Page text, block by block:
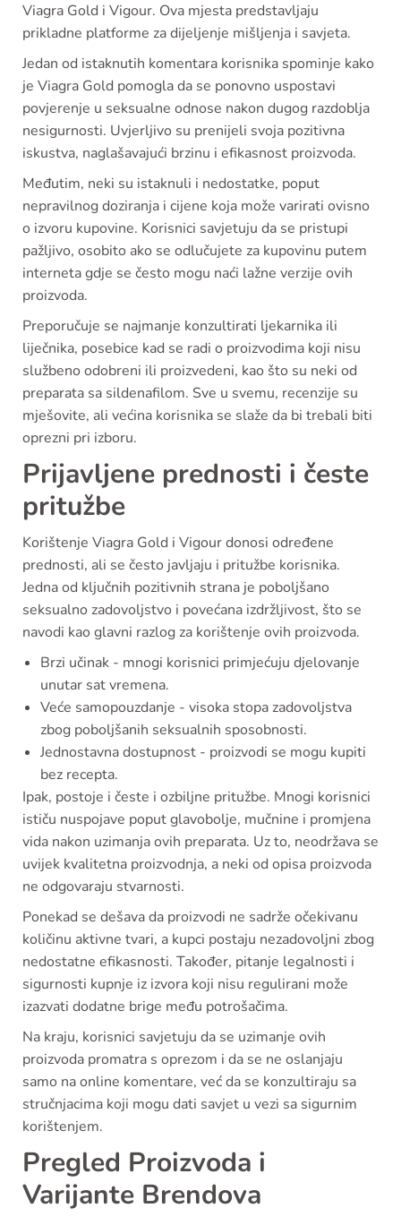
Viagra Gold i Vigour. Ova mjesta predstavljaju
prikladne platforme za dijeljenje mišljenja i savjeta.
Jedan od istaknutih komentara korisnika spominje kako
je Viagra Gold pomogla da se ponovno uspostavi
povjerenje u seksualne odnose nakon dugog razdoblja
nesigurnosti. Uvjerljivo su prenijeli svoja pozitivna
iskustva, naglašavajući brzinu i efikasnost proizvoda.
Međutim, neki su istaknuli i nedostatke, poput
nepravilnog doziranja i cijene koja može varirati ovisno
o izvoru kupovine. Korisnici savjetuju da se pristupi
pažljivo, osobito ako se odlučujete za kupovinu putem
interneta gdje se često mogu naći lažne verzije ovih
proizvoda.
Preporučuje se najmanje konzultirati ljekarnika ili
liječnika, posebice kad se radi o proizvodima koji nisu
službeno odobreni ili proizvedeni, kao što su neki od
preparata sa sildenafilom. Sve u svemu, recenzije su
mješovite, ali većina korisnika se slaže da bi trebali biti
oprezni pri izboru.
Prijavljene prednosti i česte
pritužbe
Korištenje Viagra Gold i Vigour donosi određene
prednosti, ali se često javljaju i pritužbe korisnika.
Jedna od ključnih pozitivnih strana je poboljšano
seksualno zadovoljstvo i povećana izdržljivost, što se
navodi kao glavni razlog za korištenje ovih proizvoda.
Brzi učinak - mnogi korisnici primjećuju djelovanje
unutar sat vremena.
Veće samopouzdanje - visoka stopa zadovoljstva
zbog poboljšanih seksualnih sposobnosti.
Jednostavna dostupnost - proizvodi se mogu kupiti
bez recepta.
Ipak, postoje i česte i ozbiljne pritužbe. Mnogi korisnici
ističu nuspojave poput glavobolje, mučnine i promjena
vida nakon uzimanja ovih preparata. Uz to, neodržava se
uvijek kvalitetna proizvodnja, a neki od opisa proizvoda
ne odgovaraju stvarnosti.
Ponekad se dešava da proizvodi ne sadrže očekivanu
količinu aktivne tvari, a kupci postaju nezadovoljni zbog
nedostatne efikasnosti. Također, pitanje legalnosti i
sigurnosti kupnje iz izvora koji nisu regulirani može
izazvati dodatne brige među potrošačima.
Na kraju, korisnici savjetuju da se uzimanje ovih
proizvoda promatra s oprezom i da se ne oslanjaju
samo na online komentare, već da se konzultiraju sa
stručnjacima koji mogu dati savjet u vezi sa sigurnim
korištenjem.
Pregled Proizvoda i
Varijante Brendova